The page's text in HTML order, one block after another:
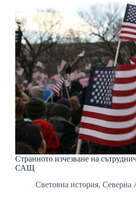
Странното изчезване на
САЩ
Световна история, Северна